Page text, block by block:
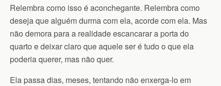
Relembra como isso é aconchegante. Relembra como
deseja que alguém durma com ela, acorde com ela. Mas
não demora para a realidade escancarar a porta do
quarto e deixar claro que aquele ser é tudo o que ela
poderia querer, mas não quer.
Ela passa dias, meses, tentando não enxerga-lo em